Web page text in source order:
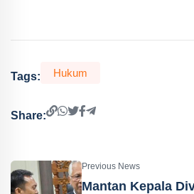
Tags: Hukum
Share:
Previous News
Mantan Kepala